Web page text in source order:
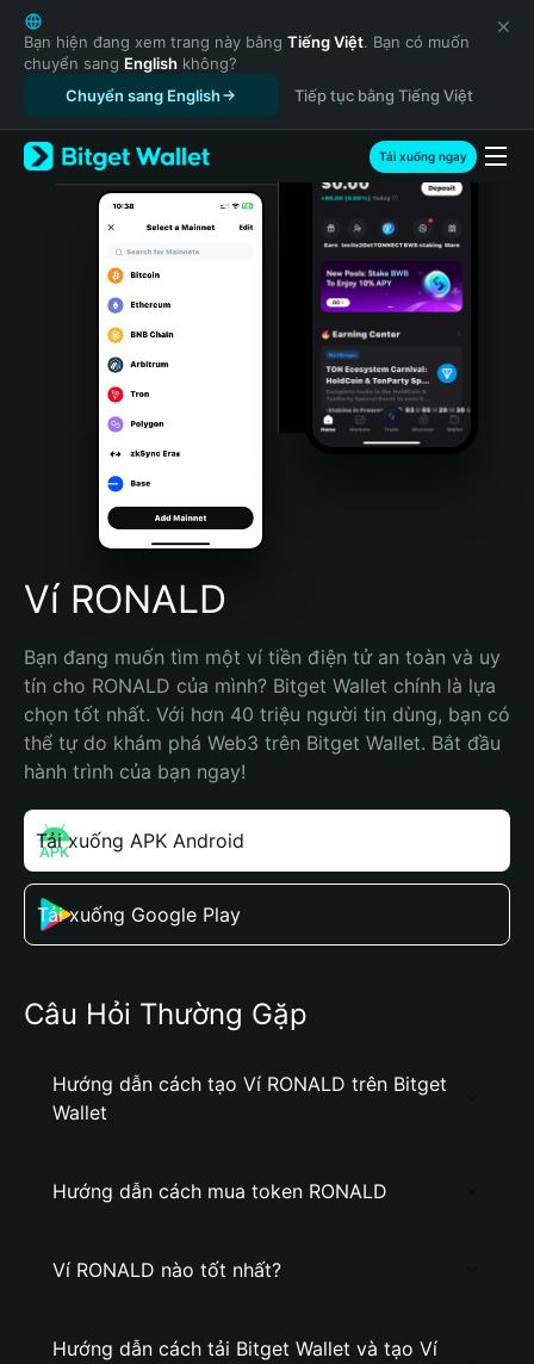
English
日本語
Tiếng Việt
Русский
Español (Latinoamérica)
Türkçe
Italiano
Português (Portugal)
Bahasa Indonesia
Português (Brasil)
Español (Argentina)
Bạn hiện đang xem trang này bằng Tiếng Việt. Bạn có muốn
chuyển sang English không?
Chuyển sang English
Tiếp tục bằng Tiếng Việt
Tải xuống ngay
Ví RONALD
Bạn đang muốn tìm một ví tiền điện tử an toàn và uy
tín cho RONALD của mình? Bitget Wallet chính là lựa
chọn tốt nhất. Với hơn 40 triệu người tin dùng, bạn có
thể tự do khám phá Web3 trên Bitget Wallet. Bắt đầu
hành trình của bạn ngay!
Tải xuống APK Android
Tải xuống Google Play
Câu Hỏi Thường Gặp
Hướng dẫn cách tạo Ví RONALD trên Bitget
Wallet
Hướng dẫn cách mua token RONALD
Ví RONALD nào tốt nhất?
Hướng dẫn cách tải Bitget Wallet và tạo Ví